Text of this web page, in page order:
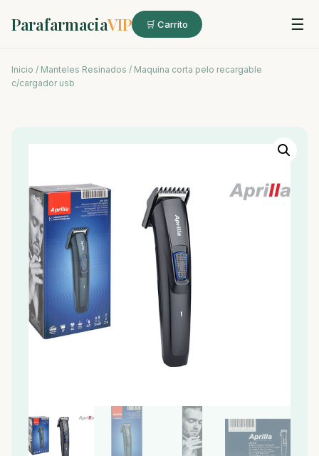
ParafarmaciaVIP 🛒 Carrito ☰
Inicio / Manteles Resinados / Maquina corta pelo recargable
c/cargador usb